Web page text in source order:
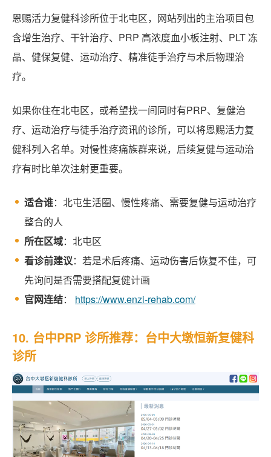
恩赐活力复健科诊所位于北屯区，网站列出的主治项目包
含增生治疗、干针治疗、PRP 高浓度血小板注射、PLT 冻
晶、健保复健、运动治疗、精准徒手治疗与术后物理治
疗。
如果你住在北屯区，或希望找一间同时有PRP、复健治
疗、运动治疗与徒手治疗资讯的诊所，可以将恩赐活力复
健科列入名单。对慢性疼痛族群来说，后续复健与运动治
疗有时比单次注射更重要。
适合谁：北屯生活圈、慢性疼痛、需要复健与运动治疗
整合的人
所在区域：北屯区
看诊前建议：若是术后疼痛、运动伤害后恢复不佳，可
先询问是否需要搭配复健计画
官网连结： https://www.enzi-rehab.com/
10. 台中PRP 诊所推荐：台中大墩恒新复健科
诊所